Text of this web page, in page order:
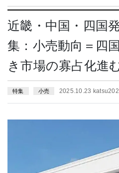
近畿・中国・四国
集：小売動向＝四
き市場の寡占化進
特集 小売 2025.10.23